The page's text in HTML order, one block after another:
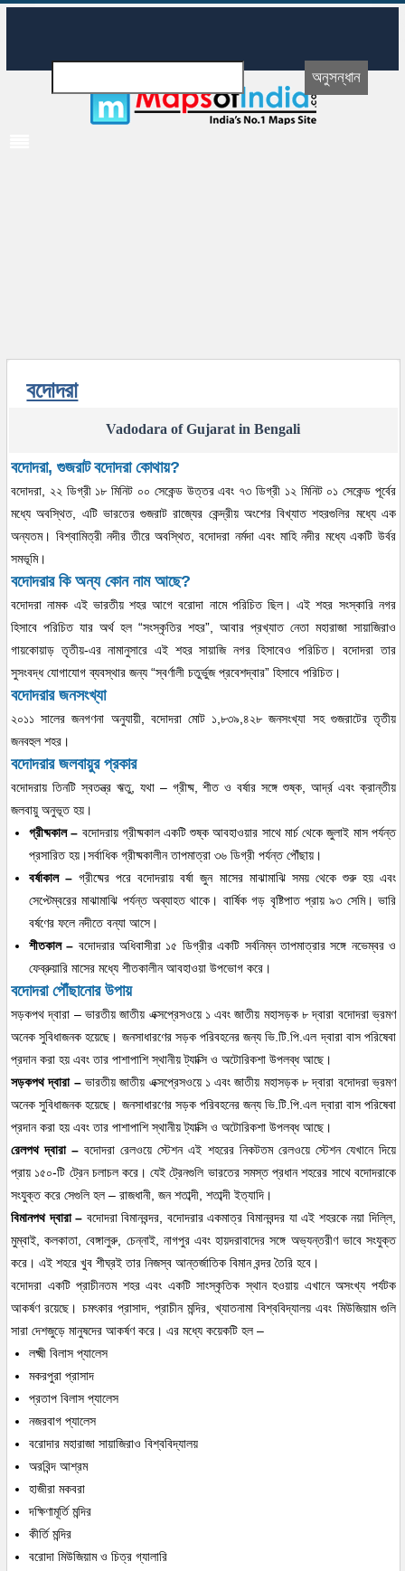
বদোদরা
Vadodara of Gujarat in Bengali
বদোদরা, গুজরাট বদোদরা কোথায়?
বদোদরা, ২২ ডিগ্রী ১৮ মিনিট ০০ সেকেন্ড উত্তর এবং ৭৩ ডিগ্রী ১২ মিনিট ০১ সেকেন্ড পূর্বের
মধ্যে অবস্থিত, এটি ভারতের গুজরাট রাজ্যের কেন্দ্রীয় অংশের বিখ্যাত শহরগুলির মধ্যে এক
অন্যতম। বিশ্বামিত্রী নদীর তীরে অবস্থিত, বদোদরা নর্মদা এবং মাহি নদীর মধ্যে একটি উর্বর
সমভূমি।
বদোদরার কি অন্য কোন নাম আছে?
বদোদরা নামক এই ভারতীয় শহর আগে বরোদা নামে পরিচিত ছিল। এই শহর সংস্কারি নগর
হিসাবে পরিচিত যার অর্থ হল “সংস্কৃতির শহর”, আবার প্রখ্যাত নেতা মহারাজা সায়াজিরাও
গায়কোয়াড় তৃতীয়-এর নামানুসারে এই শহর সায়াজি নগর হিসাবেও পরিচিত। বদোদরা তার
সুসংবদ্ধ যোগাযোগ ব্যবস্থার জন্য “স্বর্ণালী চতুর্ভুজ প্রবেশদ্বার” হিসাবে পরিচিত।
বদোদরার জনসংখ্যা
২০১১ সালের জনগণনা অনুযায়ী, বদোদরা মোট ১,৮৩৯,৪২৮ জনসংখ্যা সহ গুজরাটের তৃতীয়
জনবহুল শহর।
বদোদরার জলবায়ুর প্রকার
বদোদরায় তিনটি স্বতন্ত্র ঋতু, যথা – গ্রীষ্ম, শীত ও বর্ষার সঙ্গে শুষ্ক, আর্দ্র এবং ক্রান্তীয়
জলবায়ু অনুভূত হয়।
গ্রীষ্মকাল – বদোদরায় গ্রীষ্মকাল একটি শুষ্ক আবহাওয়ার সাথে মার্চ থেকে জুলাই মাস পর্যন্ত
প্রসারিত হয়।সর্বাধিক গ্রীষ্মকালীন তাপমাত্রা ৩৬ ডিগ্রী পর্যন্ত পৌঁছায়।
বর্ষাকাল –গ্রীষ্মের পরে বদোদরায় বর্ষা জুন মাসের মাঝামাঝি সময় থেকে শুরু হয় এবং
সেপ্টেম্বরের মাঝামাঝি পর্যন্ত অব্যাহত থাকে। বার্ষিক গড় বৃষ্টিপাত প্রায় ৯৩ সেমি। ভারি
বর্ষণের ফলে নদীতে বন্যা আসে।
শীতকাল – বদোদরার অধিবাসীরা ১৫ ডিগ্রীর একটি সর্বনিম্ন তাপমাত্রার সঙ্গে নভেম্বর ও
ফেব্রুয়ারি মাসের মধ্যে শীতকালীন আবহাওয়া উপভোগ করে।
বদোদরা পৌঁছানোর উপায়
সড়কপথ দ্বারা – ভারতীয় জাতীয় এক্সপ্রেসওয়ে ১ এবং জাতীয় মহাসড়ক ৮ দ্বারা বদোদরা ভ্রমণ
অনেক সুবিধাজনক হয়েছে। জনসাধারণের সড়ক পরিবহনের জন্য ভি.টি.পি.এল দ্বারা বাস পরিষেবা
প্রদান করা হয় এবং তার পাশাপাশি স্থানীয় ট্যাক্সি ও অটোরিকশা উপলব্ধ আছে।
সড়কপথ দ্বারা –ভারতীয় জাতীয় এক্সপ্রেসওয়ে ১ এবং জাতীয় মহাসড়ক ৮ দ্বারা বদোদরা ভ্রমণ
অনেক সুবিধাজনক হয়েছে। জনসাধারণের সড়ক পরিবহনের জন্য ভি.টি.পি.এল দ্বারা বাস পরিষেবা
প্রদান করা হয় এবং তার পাশাপাশি স্থানীয় ট্যাক্সি ও অটোরিকশা উপলব্ধ আছে।
রেলপথ দ্বারা – বদোদরা রেলওয়ে স্টেশন এই শহরের নিকটতম রেলওয়ে স্টেশন যেখানে দিয়ে
প্রায় ১৫০-টি ট্রেন চলাচল করে। যেই ট্রেনগুলি ভারতের সমস্ত প্রধান শহরের সাথে বদোদরাকে
সংযুক্ত করে সেগুলি হল – রাজধানী, জন শতাব্দী, শতাব্দী ইত্যাদি।
বিমানপথ দ্বারা – বদোদরা বিমানবন্দর, বদোদরার একমাত্র বিমানবন্দর যা এই শহরকে নয়া দিল্লি,
মুম্বাই, কলকাতা, বেঙ্গালুরু, চেন্নাই, নাগপুর এবং হায়দরাবাদের সঙ্গে অভ্যন্তরীণ ভাবে সংযুক্ত
করে। এই শহরে খুব শীঘ্রই তার নিজস্ব আন্তর্জাতিক বিমান বন্দর তৈরি হবে।
বদোদরা একটি প্রাচীনতম শহর এবং একটি সাংস্কৃতিক স্থান হওয়ায় এখানে অসংখ্য পর্যটক
আকর্ষণ রয়েছে। চমৎকার প্রাসাদ, প্রাচীন মন্দির, খ্যাতনামা বিশ্ববিদ্যালয় এবং মিউজিয়াম গুলি
সারা দেশজুড়ে মানুষদের আকর্ষণ করে। এর মধ্যে কয়েকটি হল –
লক্ষ্মী বিলাস প্যালেস
মকরপুরা প্রাসাদ
প্রতাপ বিলাস প্যালেস
নজরবাগ প্যালেস
বরোদার মহারাজা সায়াজিরাও বিশ্ববিদ্যালয়
অরবিন্দ আশ্রম
হাজীরা মকবরা
দক্ষিণামূর্তি মন্দির
কীর্তি মন্দির
বরোদা মিউজিয়াম ও চিত্র গ্যালারি